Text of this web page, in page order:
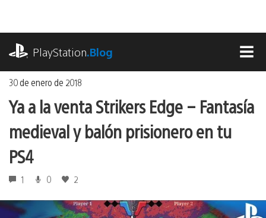
contenido
PlayStation.Blog
30 de enero de 2018
Ya a la venta Strikers Edge – Fantasía
medieval y balón prisionero en tu
PS4
1 0 2